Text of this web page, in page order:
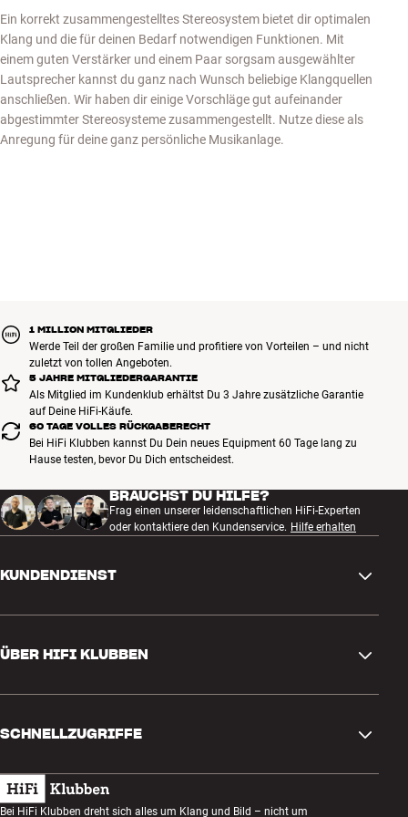
Ein korrekt zusammengestelltes Stereosystem bietet dir optimalen
Klang und die für deinen Bedarf notwendigen Funktionen. Mit
einem guten Verstärker und einem Paar sorgsam ausgewählter
Lautsprecher kannst du ganz nach Wunsch beliebige Klangquellen
anschließen. Wir haben dir einige Vorschläge gut aufeinander
abgestimmter Stereosysteme zusammengestellt. Nutze diese als
Anregung für deine ganz persönliche Musikanlage.
1 MILLION MITGLIEDER
Werde Teil der großen Familie und profitiere von Vorteilen – und nicht
zuletzt von tollen Angeboten.
5 JAHRE MITGLIEDERGARANTIE
Als Mitglied im Kundenklub erhältst Du 3 Jahre zusätzliche Garantie
auf Deine HiFi-Käufe.
60 TAGE VOLLES RÜCKGABERECHT
Bei HiFi Klubben kannst Du Dein neues Equipment 60 Tage lang zu
Hause testen, bevor Du Dich entscheidest.
BRAUCHST DU HILFE?
Frag einen unserer leidenschaftlichen HiFi-Experten
oder kontaktiere den Kundenservice. Hilfe erhalten
KUNDENDIENST
Rückgabe und Reklamation
Bestellung widerrufen
AGB
ÜBER HIFI KLUBBEN
Kundenklub
Abend zum Zuhören
SCHNELLZUGRIFFE
Geschenkkarte
Bei HiFi Klubben dreht sich alles um Klang und Bild – nicht um